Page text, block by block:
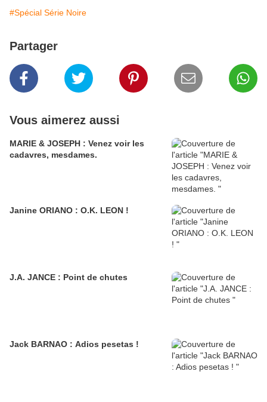
#Spécial Série Noire
Partager
Vous aimerez aussi
MARIE & JOSEPH : Venez voir les
cadavres, mesdames.
Janine ORIANO : O.K. LEON !
J.A. JANCE : Point de chutes
Jack BARNAO : Adios pesetas !